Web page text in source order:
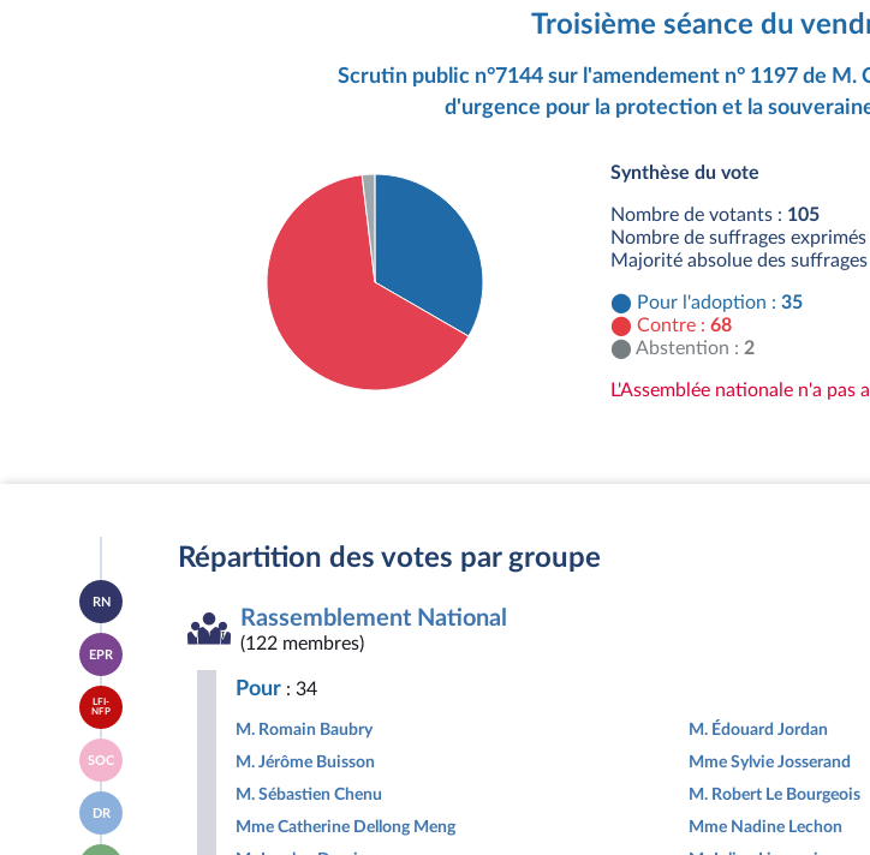
Troisième séance du
Scrutin public n°7144 sur l'amendement n° 1197 de
d'urgence pour la protection et la
Abstention : 2 députés
Synthèse du vote
Nombre de votants : 105
Nombre de suffrages exprimés
Majorité absolue des
Pour l'adoption : 35
Contre : 68
Abstention : 2
L'Assemblée nationale n'a pas
Accéder
à la
page
du
groupe
Rassemblement
National
RN
Accéder
à la
page
du
groupe
Ensemble
pour
la
République
EPR
Accéder
à la
page
du
groupe
La
France
insoumise
-
LFI-
NFP
Accéder
à la
page
du
groupe
Socialistes
SOC
Accéder
à la
page
DR
Répartition des votes par groupe
Rassemblement National
(122 membres)
Pour : 34
M. Romain Baubry
M. Jérôme Buisson
M. Sébastien Chenu
Mme Catherine Dellong Meng
M. Édouard Jordan
Mme Sylvie Josserand
M. Robert Le Bourgeois
Mme Nadine Lechon